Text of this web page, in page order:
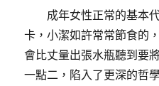
成年女性正常的基本
卡，小潔如許常常節食的
會比丈量出張水瓶聽到要
一點二，陷入了更深的哲